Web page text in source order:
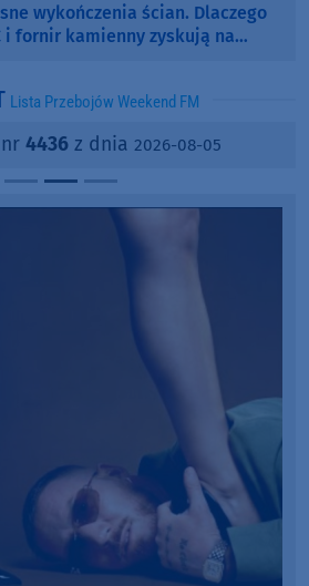
wykończenia ścian. Dlaczego
i fornir kamienny zyskują na
Lista Przebojów Weekend FM
4436 z dnia 2026-08-05